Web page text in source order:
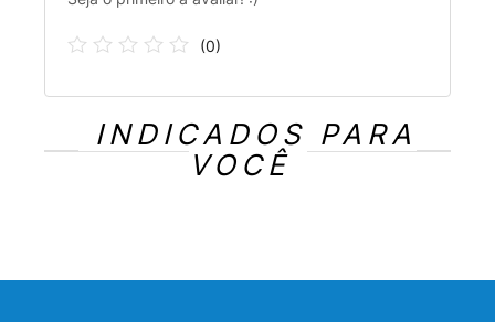
(0)
INDICADOS PARA
VOCÊ